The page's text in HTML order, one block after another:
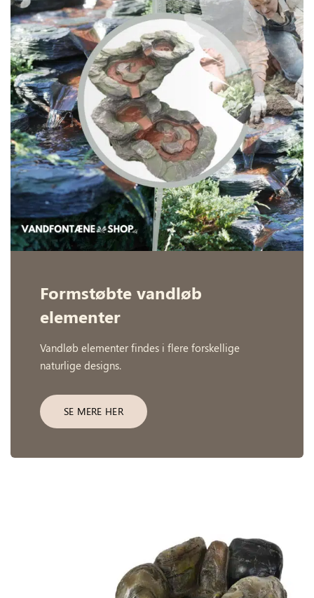
Formstøbte vandløb
elementer
Vandløb elementer findes i flere forskellige
naturlige designs.
SE MERE HER